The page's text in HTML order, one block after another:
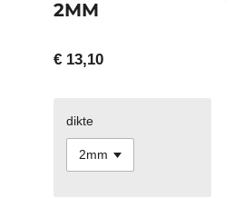
2MM
€ 13,10
dikte